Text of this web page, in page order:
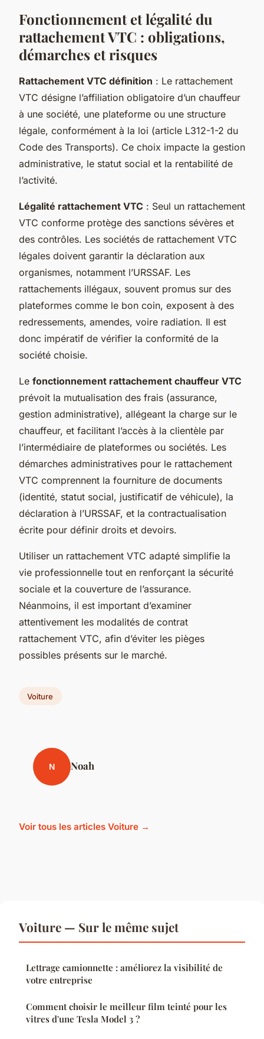
Fonctionnement et légalité du
rattachement VTC : obligations,
démarches et risques
Rattachement VTC définition : Le rattachement
VTC désigne l’affiliation obligatoire d’un chauffeur
à une société, une plateforme ou une structure
légale, conformément à la loi (article L312-1-2 du
Code des Transports). Ce choix impacte la gestion
administrative, le statut social et la rentabilité de
l’activité.
Légalité rattachement VTC : Seul un rattachement
VTC conforme protège des sanctions sévères et
des contrôles. Les sociétés de rattachement VTC
légales doivent garantir la déclaration aux
organismes, notamment l’URSSAF. Les
rattachements illégaux, souvent promus sur des
plateformes comme le bon coin, exposent à des
redressements, amendes, voire radiation. Il est
donc impératif de vérifier la conformité de la
société choisie.
Le fonctionnement rattachement chauffeur VTC
prévoit la mutualisation des frais (assurance,
gestion administrative), allégeant la charge sur le
chauffeur, et facilitant l’accès à la clientèle par
l’intermédiaire de plateformes ou sociétés. Les
démarches administratives pour le rattachement
VTC comprennent la fourniture de documents
(identité, statut social, justificatif de véhicule), la
déclaration à l’URSSAF, et la contractualisation
écrite pour définir droits et devoirs.
Utiliser un rattachement VTC adapté simplifie la
vie professionnelle tout en renforçant la sécurité
sociale et la couverture de l’assurance.
Néanmoins, il est important d’examiner
attentivement les modalités de contrat
rattachement VTC, afin d’éviter les pièges
possibles présents sur le marché.
Voiture
N Noah
Voir tous les articles Voiture →
Voiture — Sur le même sujet
Lettrage camionnette : améliorez la visibilité de
votre entreprise
Comment choisir le meilleur film teinté pour les
vitres d'une Tesla Model 3 ?